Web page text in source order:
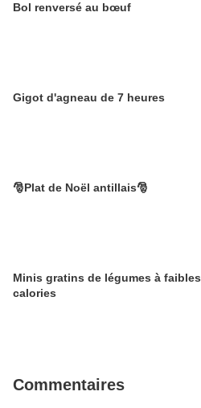
Bol renversé au bœuf
Gigot d'agneau de 7 heures
🎅Plat de Noël antillais🎅
Minis gratins de légumes à faibles
calories
Commentaires